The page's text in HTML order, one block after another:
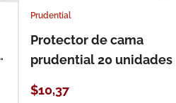
Prudential
Protector de cama
prudential 20 unidades
$10,37